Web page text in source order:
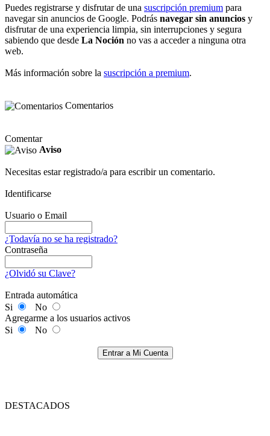
Puedes registrarse y disfrutar de una suscripción premium para
navegar sin anuncios de Google. Podrás navegar sin anuncios y
disfrutar de una experiencia limpia, sin interrupciones y segura
sabiendo que desde La Noción no vas a acceder a ninguna otra
web.
Más información sobre la suscripción a premium.
Comentarios
Comentar
Aviso
Necesitas estar registrado/a para escribir un comentario.
Identificarse
Usuario o Email
¿Todavía no se ha registrado?
Contraseña
¿Olvidó su Clave?
Entrada automática
Si
No
Agregarme a los usuarios activos
Si
No
Entrar a Mi Cuenta
DESTACADOS